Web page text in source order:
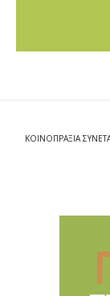
ΚΟΙΝΟΠΡΑΞΙΑ